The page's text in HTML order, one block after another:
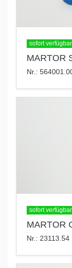
sofort
MARTOR
Nr.:
sofort
MARTOR
Nr.: 23113.54